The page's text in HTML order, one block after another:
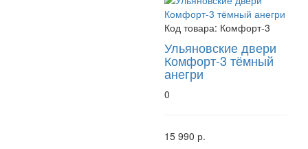
Код товара: Комфорт-3
Ульяновские двери
Комфорт-3 тёмный
анегри
0
15 990 р.